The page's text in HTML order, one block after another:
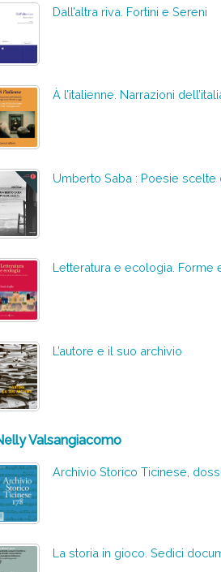
Dall’altra riva. Fortini e Sereni
À l’italienne. Narrazioni
Umberto Saba : Poesie scelte
Letteratura e ecologia. Forme
L’autore e il suo archivio
Valsangiacomo
Archivio Storico Ticinese,
La storia in gioco. Sedici